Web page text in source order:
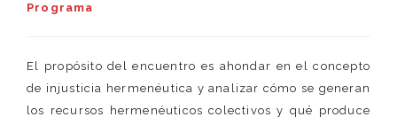
Programa
El propósito del encuentro es ahondar en el concepto
de injusticia hermenéutica y analizar cómo se generan
los recursos hermenéuticos colectivos y qué produce